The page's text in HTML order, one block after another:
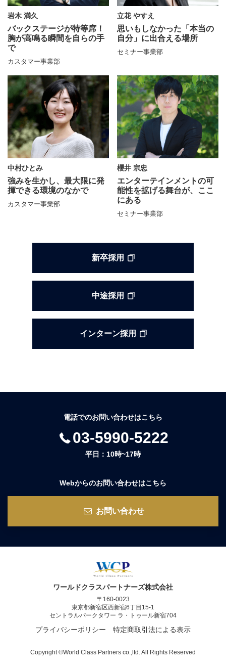
岩木 満久
バックステージが特等席！
胸が高鳴る瞬間を自らの手
で
カスタマー事業部
立花 やすえ
思いもしなかった 「本当の
自分」に出合える場所
セミナー事業部
中村ひとみ
強みを生かし、最大限に発
揮できる環境のなかで
カスタマー事業部
櫻井 宗忠
エンターテインメントの可
能性を拡げる舞台が、 ここ
にある
セミナー事業部
新卒採用
中途採用
インターン採用
電話でのお問い合わせはこちら
03-5990-5222
平日：10時~17時
Webからのお問い合わせはこちら
お問い合わせ
ワールドクラスパートナーズ株式会社
〒160-0023
東京都新宿区西新宿6丁目15-1
セントラルパークタワー ラ・トゥール新宿704
プライバシーポリシー 特定商取引法による表示
Copyright ©World Class Partners co.,ltd. All Rights Reserved